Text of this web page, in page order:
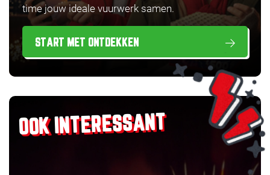
time jouw ideale vuurwerk samen.
START MET ONTDEKKEN
OOK INTERESSANT